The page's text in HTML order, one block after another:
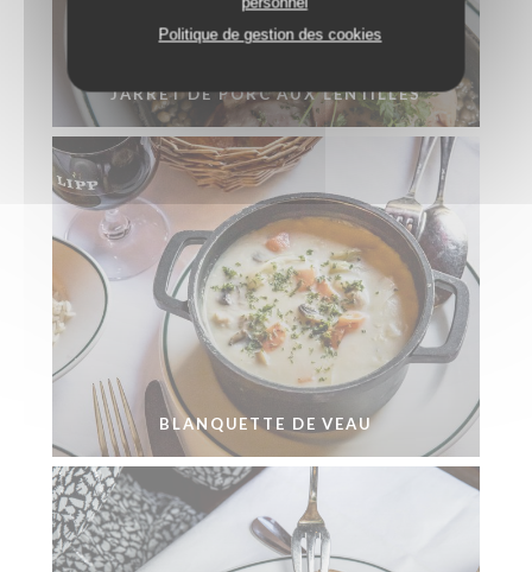
Politique de gestion des cookies
JARRET DE PORC AUX LENTILLES
BLANQUETTE DE VEAU